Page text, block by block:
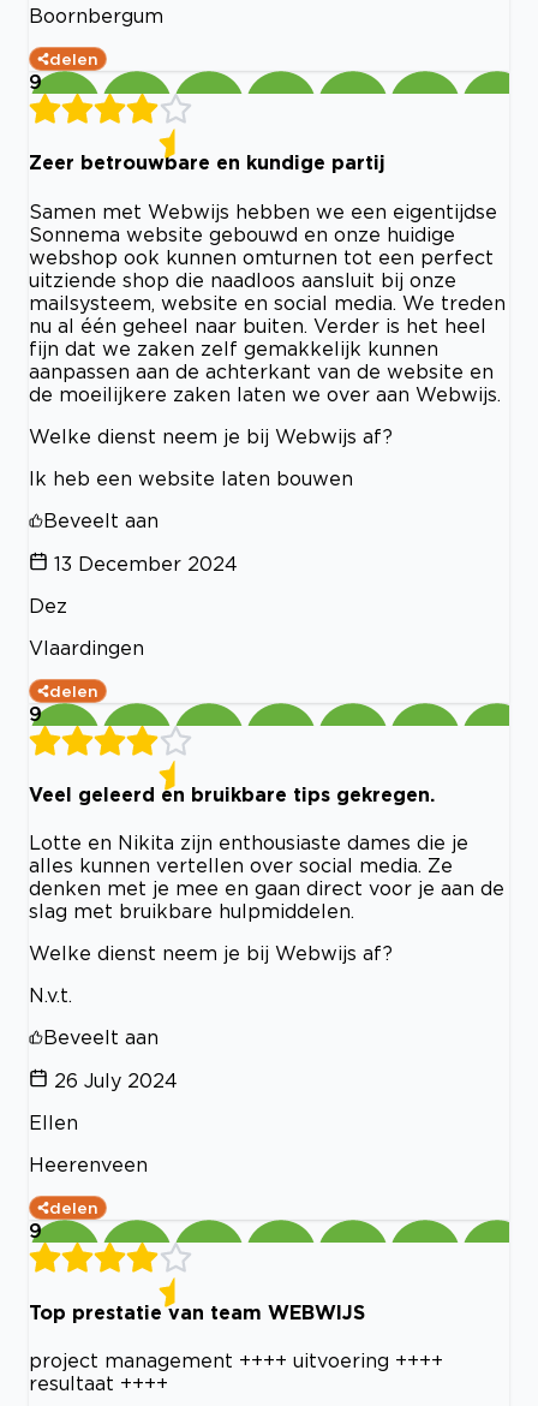
Boornbergum
delen
9
Zeer betrouwbare en kundige partij
Samen met Webwijs hebben we een eigentijdse
Sonnema website gebouwd en onze huidige
webshop ook kunnen omturnen tot een perfect
uitziende shop die naadloos aansluit bij onze
mailsysteem, website en social media. We treden
nu al één geheel naar buiten. Verder is het heel
fijn dat we zaken zelf gemakkelijk kunnen
aanpassen aan de achterkant van de website en
de moeilijkere zaken laten we over aan Webwijs.
Welke dienst neem je bij Webwijs af?
Ik heb een website laten bouwen
Beveelt aan
13 December 2024
Dez
Vlaardingen
delen
9
Veel geleerd en bruikbare tips gekregen.
Lotte en Nikita zijn enthousiaste dames die je
alles kunnen vertellen over social media. Ze
denken met je mee en gaan direct voor je aan de
slag met bruikbare hulpmiddelen.
Welke dienst neem je bij Webwijs af?
N.v.t.
Beveelt aan
26 July 2024
Ellen
Heerenveen
delen
9
Top prestatie van team WEBWIJS
project management ++++ uitvoering ++++
resultaat ++++